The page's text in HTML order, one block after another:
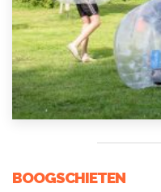
BOOGSCHIETEN